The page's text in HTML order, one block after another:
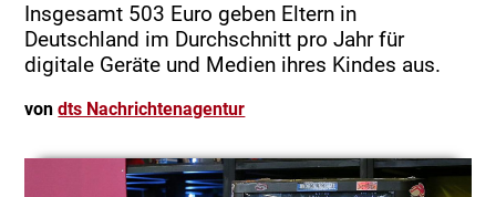
Insgesamt 503 Euro geben Eltern in
Deutschland im Durchschnitt pro Jahr für
digitale Geräte und Medien ihres Kindes aus.
vondts Nachrichtenagentur